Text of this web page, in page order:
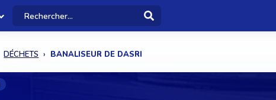
DÉCHETS BANALISEUR DE DASRI